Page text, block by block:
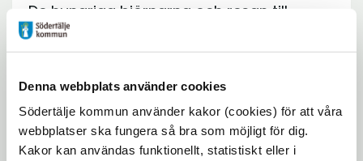
Denna webbplats använder cookies
Södertälje kommun använder kakor (cookies) för att våra
webbplatser ska fungera så bra som möjligt för dig.
Kakor kan användas funktionellt, statistiskt eller i
De hungriga björnarna och resan till
Nordpolen - en tjeckisk film - på
Estrad för 5 år-F
Nord - en norsk/ungersk film - på
Estrad för åk 1-3
expand_more